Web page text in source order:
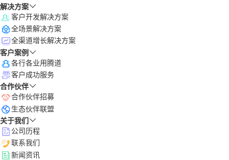
解决方案
客户开发解决方案
全场景解决方案
全渠道增长解决方案
客户案例
各行各业用腾道
客户成功服务
合作伙伴
合作伙伴招募
生态伙伴联盟
关于我们
公司历程
联系我们
新闻资讯